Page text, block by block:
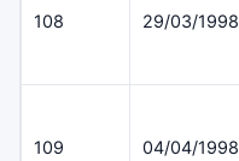
108 29/03/1998
109 04/04/1998